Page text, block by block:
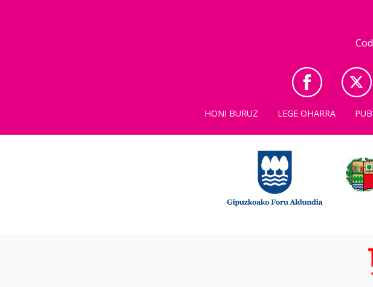
HONI BURUZ LEGE OHARRA